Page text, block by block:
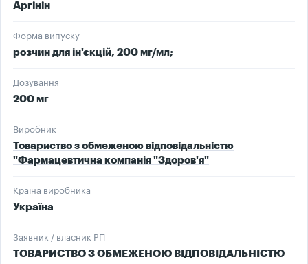
Аргінін
Форма випуску
розчин для ін'єкцій, 200 мг/мл;
Дозування
200 мг
Виробник
Товариство з обмеженою відповідальністю
"Фармацевтична компанія "Здоров'я"
Країна виробника
Україна
Заявник / власник РП
ТОВАРИСТВО З ОБМЕЖЕНОЮ ВІДПОВІДАЛЬНІСТЮ